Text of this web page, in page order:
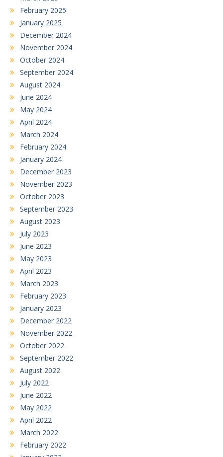
February 2025
January 2025
December 2024
November 2024
October 2024
September 2024
August 2024
June 2024
May 2024
April 2024
March 2024
February 2024
January 2024
December 2023
November 2023
October 2023
September 2023
August 2023
July 2023
June 2023
May 2023
April 2023
March 2023
February 2023
January 2023
December 2022
November 2022
October 2022
September 2022
August 2022
July 2022
June 2022
May 2022
April 2022
March 2022
February 2022